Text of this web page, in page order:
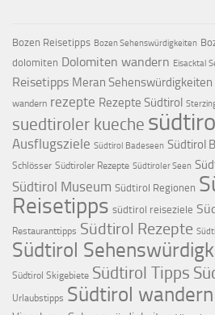
Bozen Reisetipps Bozen Sehenswürdigkeiten
dolomiten Dolomiten wandern Eisacktal
Reisetipps Meran Sehenswürdigkeiten
wandern rezepte Rezepte Südtirol
suedtiroler kueche
Ausflugsziele Südtirol Badeseen Südtirol
Schlösser Südtiroler Rezepte Südtiroler Seen
Südtirol Museum Südtirol Regionen
Reisetipps südtirol reiseziele
Restauranttipps Südtirol Rezepte
Südtirol
Südtirol Skigebiete Südtirol Tipps
Urlaubstipps Südtirol wandern